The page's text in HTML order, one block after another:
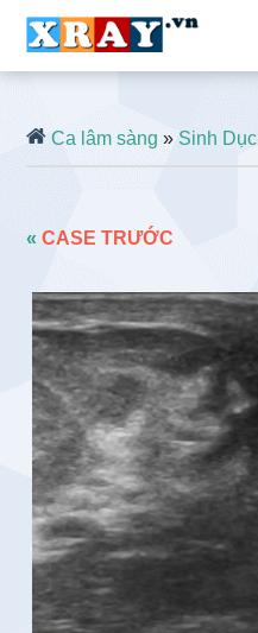
Ca lâm sàng »Sinh Dục
«CASE TRƯỚC